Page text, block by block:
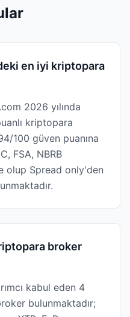
en iyi kriptopara
2026 yılında
kriptopara
100 güven puanına
FSA, NBRB
olup Spread only'den
broker
kabul eden 4
bulunmaktadır;